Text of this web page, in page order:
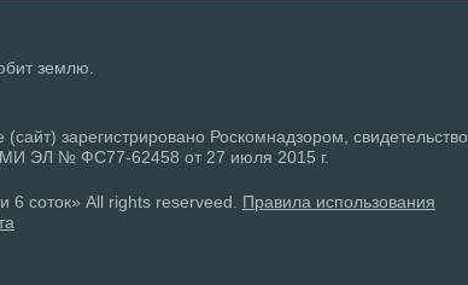
землю.
(сайт) зарегистрировано Роскомнадзором, свидетельство
ЭЛ № ФС77-62458 от 27 июля 2015 г.
6 соток» All rights reserveed. Правила использования